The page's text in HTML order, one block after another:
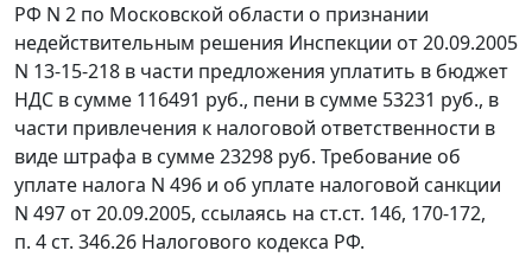
РФ N 2 по Московской области о признании
недействительным решения Инспекции от 20.09.2005
N 13-15-218 в части предложения уплатить в бюджет
НДС в сумме 116491 руб., пени в сумме 53231 руб., в
части привлечения к налоговой ответственности в
виде штрафа в сумме 23298 руб. Требование об
уплате налога N 496 и об уплате налоговой санкции
N 497 от 20.09.2005, ссылаясь на ст.ст. 146, 170-172,
п. 4 ст. 346.26 Налогового кодекса РФ.